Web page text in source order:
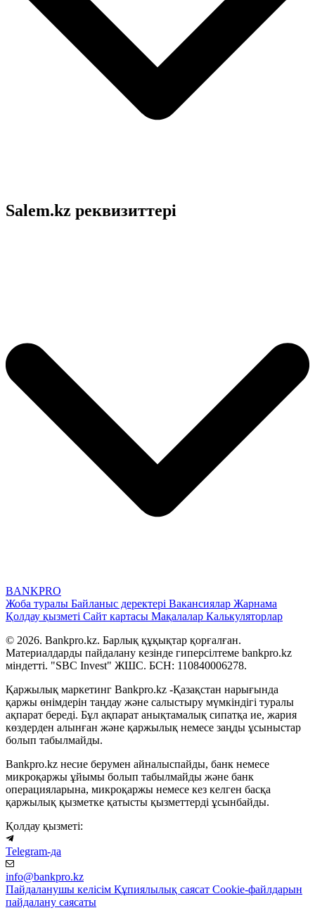
Salem.kz реквизиттері
BANKPRO
Жоба туралы Байланыс деректері Вакансиялар Жарнама
Қолдау қызметі Сайт картасы Мақалалар Калькуляторлар
© 2026. Bankpro.kz. Барлық құқықтар қорғалған.
Материалдарды пайдалану кезінде гиперсілтеме bankpro.kz
міндетті. "SBC Invest" ЖШС. БСН: 110840006278.
Қаржылық маркетинг Bankpro.kz -Қазақстан нарығында
қаржы өнімдерін таңдау және салыстыру мүмкіндігі туралы
ақпарат береді. Бұл ақпарат анықтамалық сипатқа ие, жария
көздерден алынған және қаржылық немесе заңды ұсыныстар
болып табылмайды.
Bankpro.kz несие берумен айналыспайды, банк немесе
микроқаржы ұйымы болып табылмайды және банк
операцияларына, микроқаржы немесе кез келген басқа
қаржылық қызметке қатысты қызметтерді ұсынбайды.
Қолдау қызметі:
Telegram-да
info@bankpro.kz
Пайдаланушы келісім Құпиялылық саясат Cookie-файлдарын
пайдалану саясаты